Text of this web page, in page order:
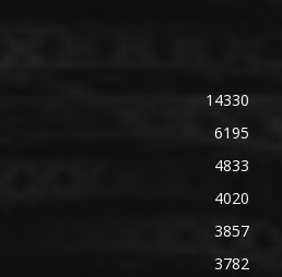
14330
6195
4833
4020
3857
3782